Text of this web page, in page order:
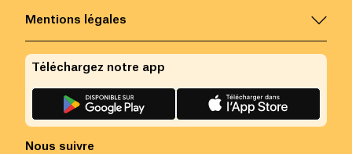
Mentions légales
Nous suivre
Téléchargez notre app